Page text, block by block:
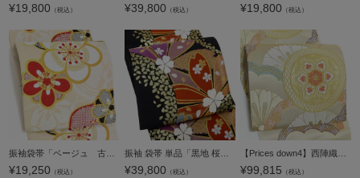
¥19,800 （税込） ¥39,800 （税込） ¥19,800 （税込）
¥19,250 （税込） ¥39,800 （税込） ¥99,815 （税込）